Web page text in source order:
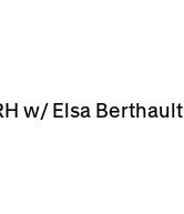
w/ Elsa Berthault